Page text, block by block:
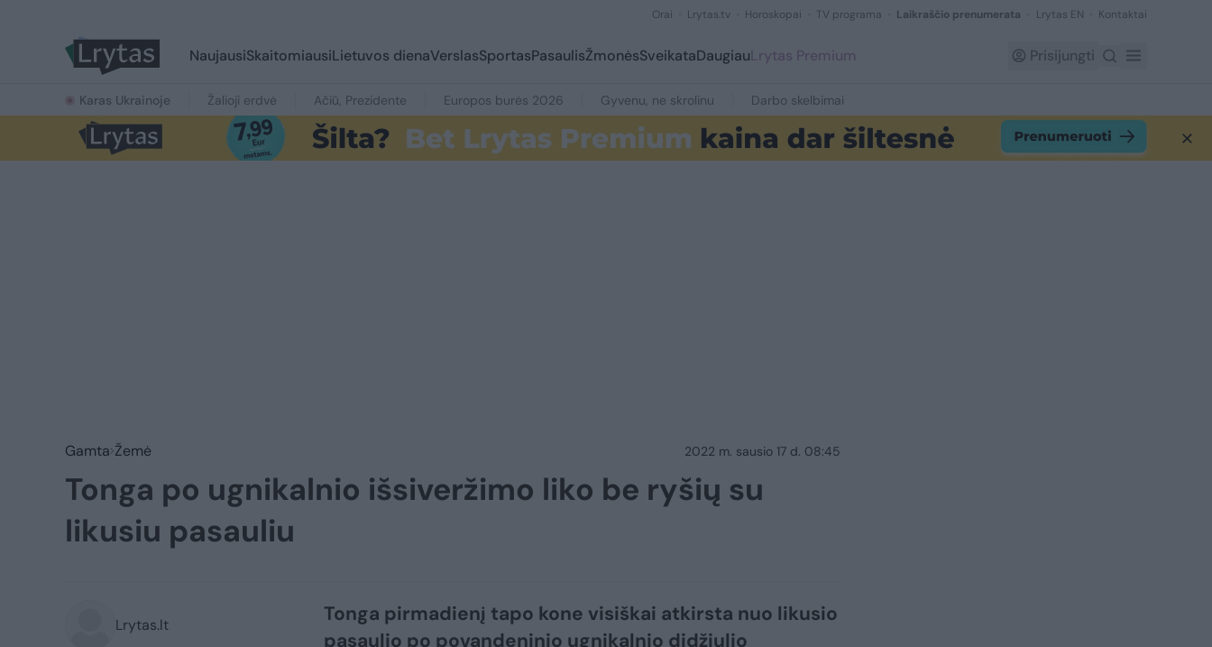
Orai Lrytas.tv Horoskopai TV programa Laikraščio prenumerata Lrytas EN Kontaktai
NaujausiSkaitomiausiLietuvos dienaVerslasSportasPasaulisŽmonėsSveikataDaugiauLrytas Premium Prisijungti
Karas Ukrainoje Žalioji erdvė Ačiū, Prezidente Europos burės 2026 Gyvenu, ne skrolinu Darbo skelbimai
Gamta Žemė 2022 m. sausio 17 d. 08:45
Tonga po ugnikalnio išsiveržimo liko be ryšių su
likusiu pasauliu
Lrytas.lt
Tonga pirmadienį tapo kone visiškai atkirsta nuo likusio
pasaulio po povandeninio ugnikalnio didžiulio